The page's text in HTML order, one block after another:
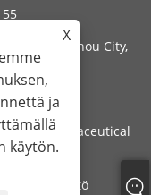
District, E-zhou City,
Pharmaceutical
X
ja
käytön.